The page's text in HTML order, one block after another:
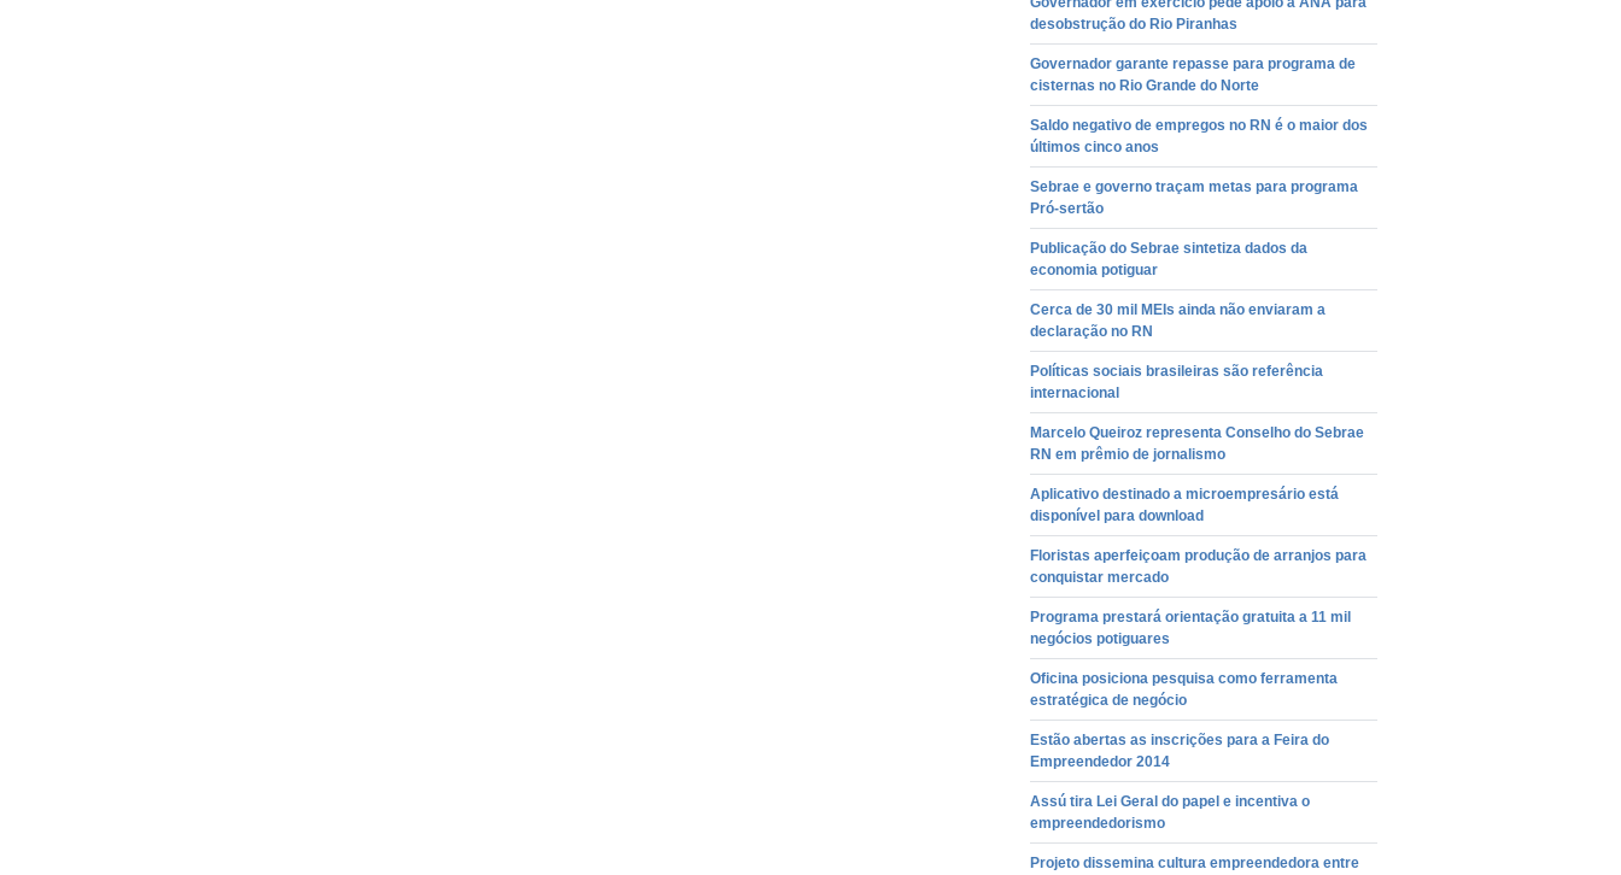
desobstrução do Rio Piranhas
Governador garante repasse para programa de
cisternas no Rio Grande do Norte
Saldo negativo de empregos no RN é o maior dos
últimos cinco anos
Sebrae e governo traçam metas para programa
Pró-sertão
Publicação do Sebrae sintetiza dados da
economia potiguar
Cerca de 30 mil MEIs ainda não enviaram a
declaração no RN
Políticas sociais brasileiras são referência
internacional
Marcelo Queiroz representa Conselho do Sebrae
RN em prêmio de jornalismo
Aplicativo destinado a microempresário está
disponível para download
Floristas aperfeiçoam produção de arranjos para
conquistar mercado
Programa prestará orientação gratuita a 11 mil
negócios potiguares
Oficina posiciona pesquisa como ferramenta
estratégica de negócio
Estão abertas as inscrições para a Feira do
Empreendedor 2014
Assú tira Lei Geral do papel e incentiva o
empreendedorismo
Projeto dissemina cultura empreendedora entre